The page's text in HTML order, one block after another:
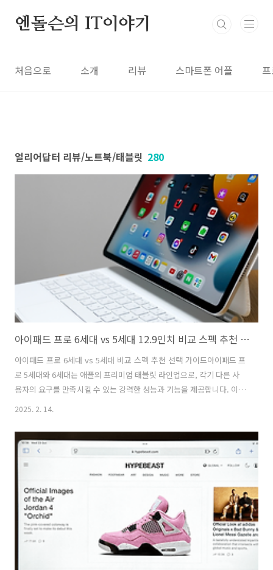
엔돌슨의 IT이야기
처음으로 소개 리뷰 스마트폰 어플
얼리어답터 리뷰/노트북/태블릿 280
아이패드 프로 6세대 vs 5세대 12.9인치 비교 스펙 추천 선택 가이드
아이패드 프로 6세대 vs 5세대 비교 스펙 추천 선택 가이드아이패드 프
로 5세대와 6세대는 애플의 프리미엄 태블릿 라인업으로, 각기 다른 사
용자의 요구를 만족시킬 수 있는 강력한 성능과 기능을 제공합니다. 이번
가이드는 두 모델의 주요 사양과 특징을 비교하며, 사용자들이 자신의 필
세대 vs 5세대: 무엇을 선택해야 할까?"아이패드 프로 5세대 가성비의
선택이냐! 아이패드 프로 6세대 최신 기술이냐!출시 연도2021년, 혁신의
시작2022년, 기술 업그레이드프로세서M1 칩: 여전히 강력한 성능M2
칩: 20% 더 강력한 속도와 효율GPU8코어 GPU: 일반 작업에 최적화10
코어 GPU: 그래픽 작업에 탁월한 성능RAM8GB / 16G..
2025. 2. 14.